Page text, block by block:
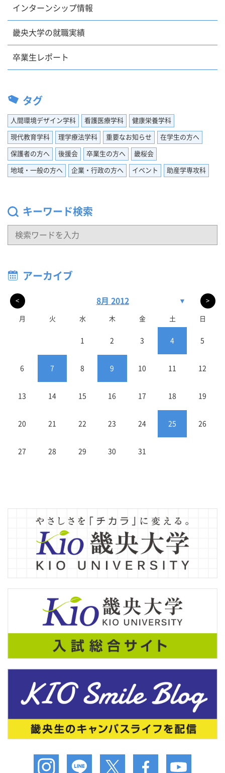
インターンシップ情報
畿央大学の就職実績
卒業生レポート
タグ
人間環境デザイン学科 看護医療学科 健康栄養学科
現代教育学科 理学療法学科 重要なお知らせ 在学生の方へ
保護者の方へ 後援会 卒業生の方へ 畿桜会
地域・一般の方へ 企業・行政の方へ イベント 助産学専攻科
キーワード検索
アーカイブ
< 8月 2012 ▼ >
月 火 水 木 金 土 日
1 2 3 4 5
6 7 8 9 10 11 12
13 14 15 16 17 18 19
20 21 22 23 24 25 26
27 28 29 30 31